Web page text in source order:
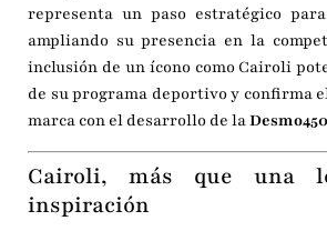
representa un paso estratégico
ampliando su presencia en la
inclusión de un ícono como Cairoli
de su programa deportivo y confirma
marca con el desarrollo de la
Cairoli, más que una
inspiración